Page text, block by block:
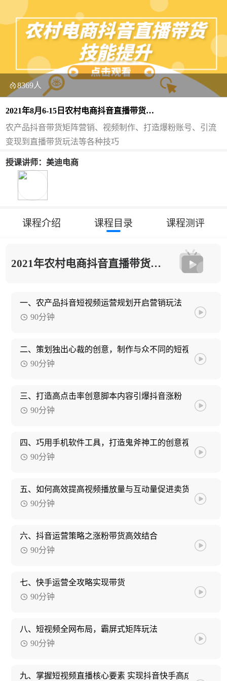
8369人
2021年8月6-15日农村电商抖音直播带货技
能提升
农产品抖音带货矩阵营销、视频制作、打造爆粉账号、引流
变现到直播带货玩法等各种技巧
授课讲师：美迪电商
课程介绍 课程目录 课程测评
2021年农村电商抖音直播带货技能提升
一、农产品抖音短视频运营规划开启营销玩法
90分钟
二、策划独出心裁的创意，制作与众不同的短视频
90分钟
三、打造高点击率创意脚本内容引爆抖音涨粉
90分钟
四、巧用手机软件工具，打造鬼斧神工的创意视频
90分钟
五、如何高效提高视频播放量与互动量促进卖货
90分钟
六、抖音运营策略之涨粉带货高效结合
90分钟
七、快手运营全攻略实现带货
90分钟
八、短视频全网布局，霸屏式矩阵玩法
90分钟
九、掌握短视频直播核心要素 实现抖音快手高成交套路